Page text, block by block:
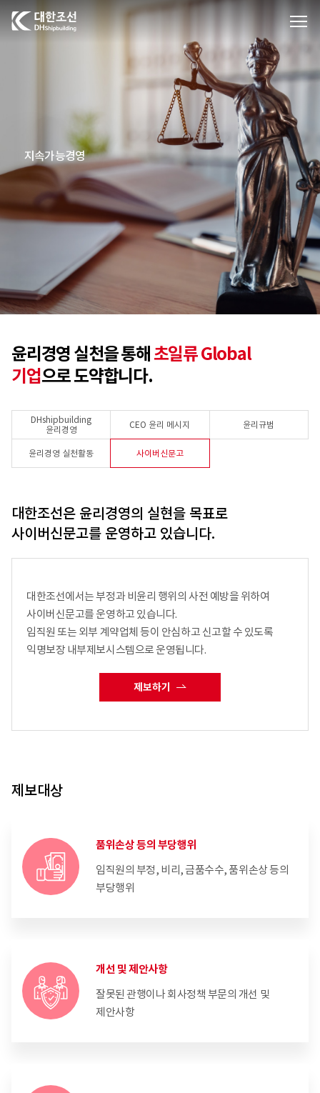
대한조선주식회사
지속가능경영
윤리경영 실천을 통해 초일류 Global
기업으로 도약합니다.
DHshipbuilding
윤리경영
CEO 윤리 메시지 윤리규범
윤리경영 실천활동 사이버신문고
대한조선은 윤리경영의 실현을 목표로
사이버신문고를 운영하고 있습니다.
대한조선에서는 부정과 비윤리 행위의 사전 예방을 위하여
사이버신문고를 운영하고 있습니다.
임직원 또는 외부 계약업체 등이 안심하고 신고할 수 있도록
익명보장 내부제보시스템으로 운영됩니다.
제보하기
제보대상
품위손상 등의 부당행위
임직원의 부정, 비리, 금품수수, 품위손상 등의
부당행위
개선 및 제안사항
잘못된 관행이나 회사정책 부문의 개선 및
제안사항